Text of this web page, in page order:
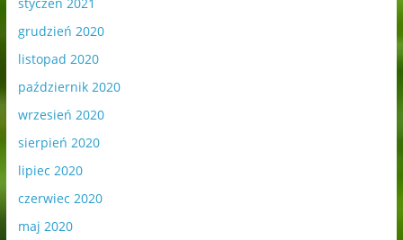
grudzień 2020
listopad 2020
październik 2020
wrzesień 2020
sierpień 2020
lipiec 2020
czerwiec 2020
maj 2020